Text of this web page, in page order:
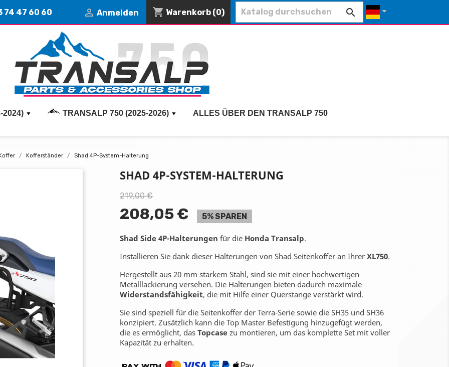
74 47 60 60  Anmelden shopping_cart Warenkorb (0)  
2024) TRANSALP 750 (2025-2026) ALLES ÜBER DEN TRANSALP 750
Kofferständer Shad 4P-System-Halterung
SHAD 4P-SYSTEM-HALTERUNG
219,00 €
208,05 € 5% SPAREN
Shad Side 4P-Halterungen für die Honda Transalp.
Installieren Sie dank dieser Halterungen von Shad Seitenkoffer an Ihrer XL750.
Hergestellt aus 20 mm starkem Stahl, sind sie mit einer hochwertigen
Metalllackierung versehen. Die Halterungen bieten dadurch maximale
Widerstandsfähigkeit, die mit Hilfe einer Querstange verstärkt wird.
Sie sind speziell für die Seitenkoffer der Terra-Serie sowie die SH35 und SH36
konzipiert. Zusätzlich kann die Top Master Befestigung hinzugefügt werden,
die es ermöglicht, das Topcase zu montieren, um das komplette Set mit voller
Kapazität zu erhalten.